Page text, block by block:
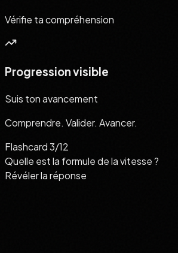
Vérifie ta compréhension
Progression visible
Suis ton avancement
Comprendre. Valider. Avancer.
Flashcard 3/12
Quelle est la formule de la vitesse ?
Révéler la réponse